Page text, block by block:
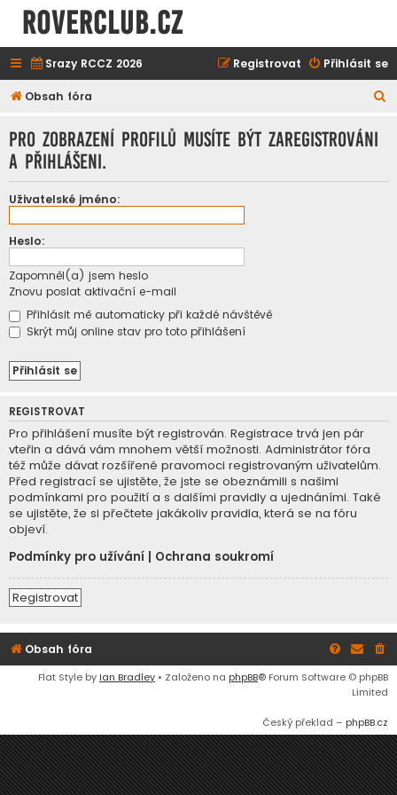
ROVERCLUB.cz
Srazy RCCZ 2026 Přihlásit se
Registrovat
Obsah fóra
Pro zobrazení profilů musíte být zaregistrováni
a přihlášeni.
Uživatelské jméno:
Heslo:
Zapomněl(a) jsem heslo
Znovu poslat aktivační e-mail
Přihlásit mě automaticky při každé návštěvě
Skrýt můj online stav pro toto přihlášení
REGISTROVAT
Pro přihlášení musíte být registrován. Registrace trvá jen pár
vteřin a dává vám mnohem větší možnosti. Administrátor fóra
též může dávat rozšířené pravomoci registrovaným uživatelům.
Před registrací se ujistěte, že jste se obeznámili s našimi
podmínkami pro použití a s dalšími pravidly a ujednáními. Také
se ujistěte, že si přečtete jakákoliv pravidla, která se na fóru
objeví.
Podmínky pro užívání
Ochrana soukromí
Registrovat
Obsah fóra
Flat Style by Ian Bradley • Založeno na phpBB® Forum Software © phpBB
Limited
Český překlad – phpBB.cz